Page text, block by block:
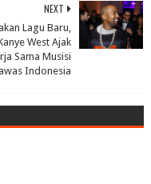
NEXT
Lagu Baru,
West Ajak
Sama Musisi
Indonesia